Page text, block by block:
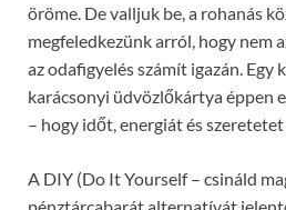
öröme. De valljuk be, a rohanás
megfeledkezünk arról, hogy nem
az odafigyelés számít igazán. Egy
karácsonyi üdvözlőkártya éppen
– hogy időt, energiát és
A DIY (Do It Yourself – csináld
pénztárcabarát alternatívát